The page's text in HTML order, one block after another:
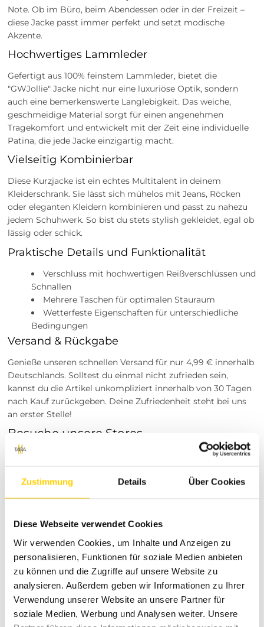
Zustimmung Details Über Cookies
Diese Webseite verwendet Cookies
Wir verwenden Cookies, um Inhalte und Anzeigen zu
personalisieren, Funktionen für soziale Medien anbieten
zu können und die Zugriffe auf unsere Website zu
analysieren. Außerdem geben wir Informationen zu Ihrer
Verwendung unserer Website an unsere Partner für
soziale Medien, Werbung und Analysen weiter. Unsere
Note. Ob im Büro, beim Abendessen oder in der Freizeit –
diese Jacke passt immer perfekt und setzt modische
Akzente.
Hochwertiges Lammleder
Gefertigt aus 100% feinstem Lammleder, bietet die
"GWJollie" Jacke nicht nur eine luxuriöse Optik, sondern
auch eine bemerkenswerte Langlebigkeit. Das weiche,
geschmeidige Material sorgt für einen angenehmen
Tragekomfort und entwickelt mit der Zeit eine individuelle
Patina, die jede Jacke einzigartig macht.
Vielseitig Kombinierbar
Diese Kurzjacke ist ein echtes Multitalent in deinem
Kleiderschrank. Sie lässt sich mühelos mit Jeans, Röcken
oder eleganten Kleidern kombinieren und passt zu nahezu
jedem Schuhwerk. So bist du stets stylish gekleidet, egal ob
lässig oder schick.
Praktische Details und Funktionalität
Verschluss mit hochwertigen Reißverschlüssen und
Schnallen
Mehrere Taschen für optimalen Stauraum
Wetterfeste Eigenschaften für unterschiedliche
Bedingungen
Versand & Rückgabe
Genieße unseren schnellen Versand für nur 4,99 € innerhalb
Deutschlands. Solltest du einmal nicht zufrieden sein,
kannst du die Artikel unkompliziert innerhalb von 30 Tagen
nach Kauf zurückgeben. Deine Zufriedenheit steht bei uns
an erster Stelle!
Besuche unsere Stores
Du möchtest vor dem Kauf deine Lieblingsartikel
Dinslaken, Borken, Rheine, Herne, Bocholt, Coesfeld,
Tara-M steht für hochwertige Damenmode, die Stil und
trendigen Kleidungsstücken bieten wir für jede Frau das
passende Outfit. Unsere Leidenschaft für Mode spiegelt sich
in jedem Detail unserer Kollektionen wider, sodass du stets
modisch und gut gekleidet bist.
Bestelle jetzt die Damen Leder Kurzjacke "GWJollie" braun
und erlebe die perfekte Kombination aus Stil, Qualität und